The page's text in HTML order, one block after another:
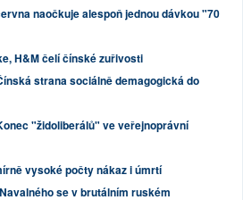
naočkuje alespoň jednou dávkou "70
H&M čelí čínské zuřivosti
strana sociálně demagogická do
"židoliberálů" ve veřejnoprávní
vysoké počty nákaz i úmrtí
se v brutálním ruském